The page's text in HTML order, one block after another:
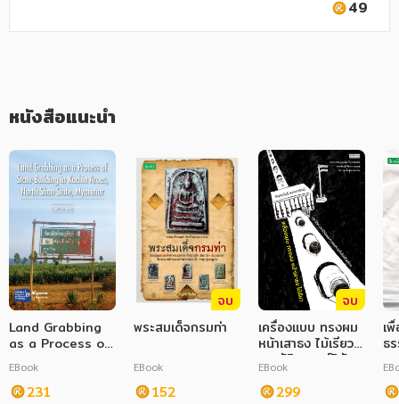
ครอบครัว
วรรณกรรม
การเกษตร ชีววิทยา
การเรียน การศึกษา
เทคโนโลยี การสื่อสาร วิทยาศาสตร์
ภาษาศาสตร์
หนังสือเด็ก
49
หนังสือแนะนำ
Land Grabbing
as a Process of
State-Building
in Kachin Areas,
North Shan
EBook
231
จบ
พระสมเด็จกรมท่า
EBook
152
จบ
เครื่องแบบ ทรงผม
หน้าเสาธง ไม้เรียว :
ประวัติศาสตร์วินัย
และการลงทัณฑ์ใน
โรงเรียนไทย
EBook
299
เ
ธ